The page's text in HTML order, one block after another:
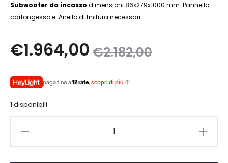
Subwoofer da incasso dimensioni 86x279x1000 mm. Pannello
cartongesso e Anello di finitura necessari.
€2.182,00
Il
era:
€2.182,00.
€1.964,00
è:
paga fino a12 rate, scopri di più
1 disponibili